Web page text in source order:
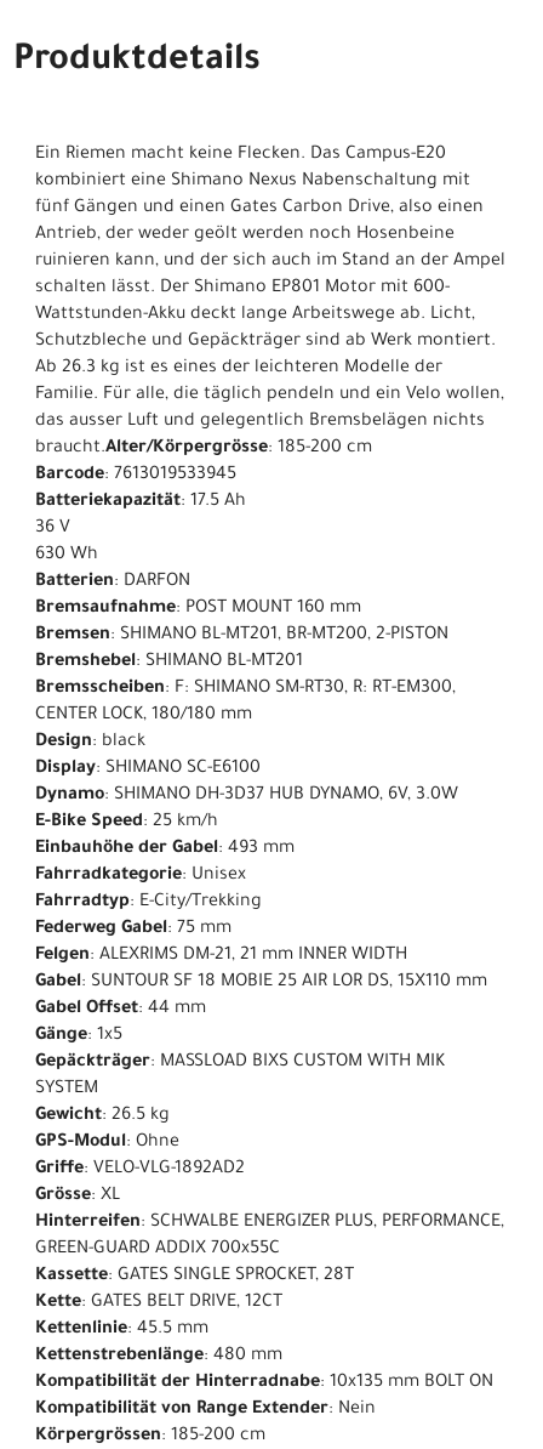
Produktdetails
Ein Riemen macht keine Flecken. Das Campus-E20
kombiniert eine Shimano Nexus Nabenschaltung mit
fünf Gängen und einen Gates Carbon Drive, also einen
Antrieb, der weder geölt werden noch Hosenbeine
ruinieren kann, und der sich auch im Stand an der Ampel
schalten lässt. Der Shimano EP801 Motor mit 600-
Wattstunden-Akku deckt lange Arbeitswege ab. Licht,
Schutzbleche und Gepäckträger sind ab Werk montiert.
Ab 26.3 kg ist es eines der leichteren Modelle der
Familie. Für alle, die täglich pendeln und ein Velo wollen,
das ausser Luft und gelegentlich Bremsbelägen nichts
braucht.Alter/Körpergrösse: 185-200 cm
Barcode: 7613019533945
Batteriekapazität: 17.5 Ah
36 V
630 Wh
Batterien: DARFON
Bremsaufnahme: POST MOUNT 160 mm
Bremsen: SHIMANO BL-MT201, BR-MT200, 2-PISTON
Bremshebel: SHIMANO BL-MT201
Bremsscheiben: F: SHIMANO SM-RT30, R: RT-EM300,
CENTER LOCK, 180/180 mm
Design: black
Display: SHIMANO SC-E6100
Dynamo: SHIMANO DH-3D37 HUB DYNAMO, 6V, 3.0W
E-Bike Speed: 25 km/h
Einbauhöhe der Gabel: 493 mm
Fahrradkategorie: Unisex
Fahrradtyp: E-City/Trekking
Federweg Gabel: 75 mm
Felgen: ALEXRIMS DM-21, 21 mm INNER WIDTH
Gabel: SUNTOUR SF 18 MOBIE 25 AIR LOR DS, 15X110 mm
Gabel Offset: 44 mm
Gänge: 1x5
Gepäckträger: MASSLOAD BIXS CUSTOM WITH MIK
SYSTEM
Gewicht: 26.5 kg
GPS-Modul: Ohne
Griffe: VELO-VLG-1892AD2
Grösse: XL
Hinterreifen: SCHWALBE ENERGIZER PLUS, PERFORMANCE,
GREEN-GUARD ADDIX 700x55C
Kassette: GATES SINGLE SPROCKET, 28T
Kette: GATES BELT DRIVE, 12CT
Kettenlinie: 45.5 mm
Kettenstrebenlänge: 480 mm
Kompatibilität der Hinterradnabe: 10x135 mm BOLT ON
Kompatibilität von Range Extender: Nein
Körpergrössen: 185-200 cm